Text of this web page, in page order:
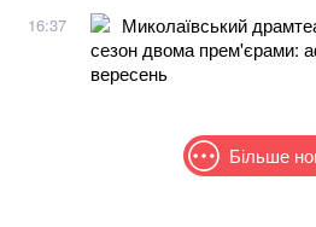
16:37
Миколаївський
сезон двома прем'єрами:
вересень
Більше